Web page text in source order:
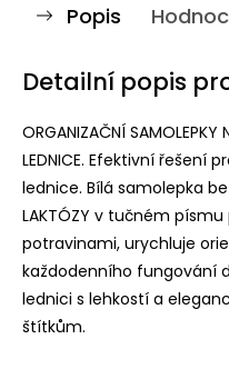
Popis
Detailní popis
ORGANIZAČNÍ SAMOLEPKY
LEDNICE. Efektivní řešení
lednice. Bílá samolepka
LAKTÓZY v tučném
potravinami, urychluje
každodenního fungování
lednici s lehkostí a
štítkům.